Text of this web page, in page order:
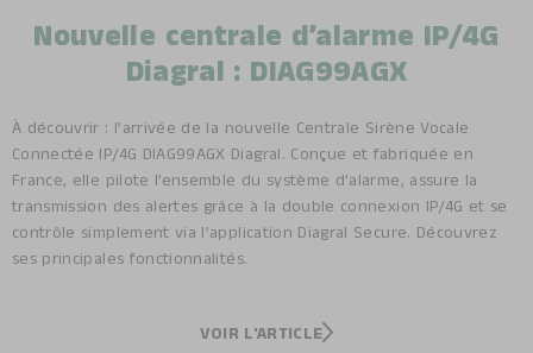
Nouvelle centrale d’alarme IP/4G
Diagral : DIAG99AGX
À découvrir : l’arrivée de la nouvelle Centrale Sirène Vocale
Connectée IP/4G DIAG99AGX Diagral. Conçue et fabriquée en
France, elle pilote l’ensemble du système d’alarme, assure la
transmission des alertes grâce à la double connexion IP/4G et se
contrôle simplement via l’application Diagral Secure. Découvrez
ses principales fonctionnalités.
VOIR L'ARTICLE